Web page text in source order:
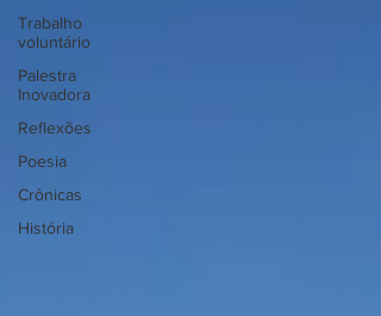
Trabalho
voluntário
Palestra
Inovadora
Reflexões
Poesia
Crônicas
História